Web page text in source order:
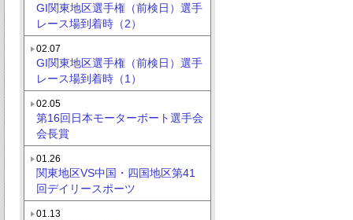
GI関東地区選手権（前検日）選手
レース場到着時（2）
02.07
GI関東地区選手権（前検日）選手
レース場到着時（1）
02.05
第16回日本モーターボート選手会
会長賞
01.26
関東地区VS中国・四国地区第41
回デイリースポーツ
01.13